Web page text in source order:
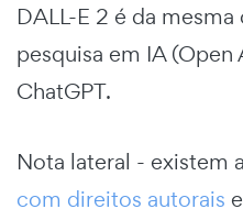
DALL-E 2 é da
pesquisa em IA (Open
ChatGPT.
Nota lateral - existem
com direitos autorais